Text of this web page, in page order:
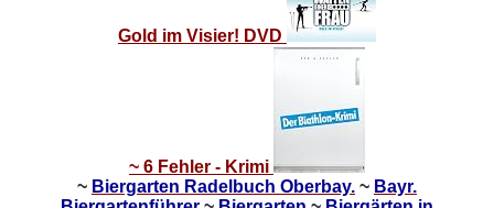
Gold im Visier! DVD
~ 6 Fehler - Krimi
~ Biergarten Radelbuch Oberbay. ~ Bayr.